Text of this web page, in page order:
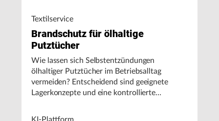
Textilservice
Brandschutz für ölhaltige
Putztücher
Wie lassen sich Selbstentzündungen
ölhaltiger Putztücher im Betriebsalltag
vermeiden? Entscheidend sind geeignete
Lagerkonzepte und eine kontrollierte